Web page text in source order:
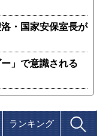
・国家安保室長が
」で意識される
ランキング